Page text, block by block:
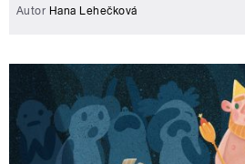
Autor Hana Lehečková